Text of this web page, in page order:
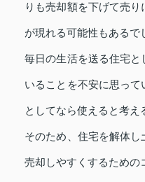
りも売却額を下げて売
が現れる可能性もあるで
毎日の生活を送る住宅と
いることを不安に思っ
としてなら使えると考え
そのため、住宅を解体し
売却しやすくするための